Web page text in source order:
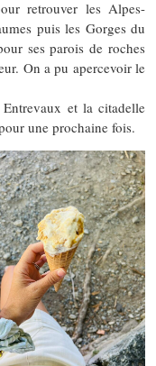
retrouver les Alpes-
puis les Gorges du
ses parois de roches
On a pu apercevoir le
et la citadelle
une prochaine fois.